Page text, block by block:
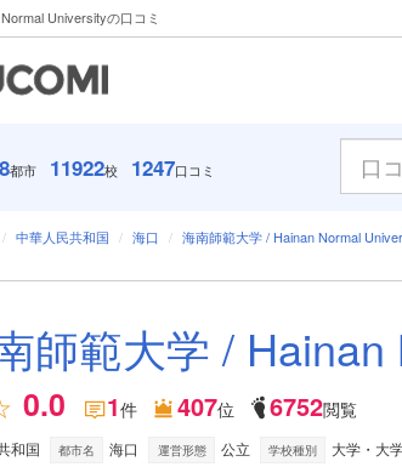
Universityの口コミ
都市 11922校 1247口コミ
中華人民共和国 海口 海南師範大学 / Hainan Normal
師範大学 /
0.0 1件 407位 6752閲覧
和国 都市名 海口 運営形態 公立 学校種別 大学・大